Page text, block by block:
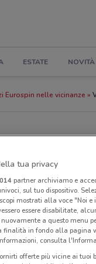
ESTATE NOVITÀ
Eurospin nelle vicinanze
tua privacy
partner archiviamo e
sul tuo dispositivo.
mostrati alla voce "Noi
essere disabilitate,
a questo menu
finalità in fondo alla pagina
consulta
offerte più vicine ai tuoi